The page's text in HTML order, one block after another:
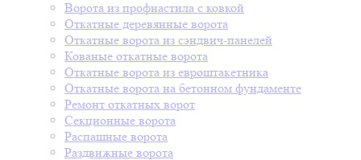
Ворота из профнастила с ковкой
Откатные деревянные ворота
Откатные ворота из сэндвич-панелей
Кованые откатные ворота
Откатные ворота из евроштакетника
Откатные ворота на бетонном фундаменте
Ремонт откатных ворот
Секционные ворота
Распашные ворота
Раздвижные ворота